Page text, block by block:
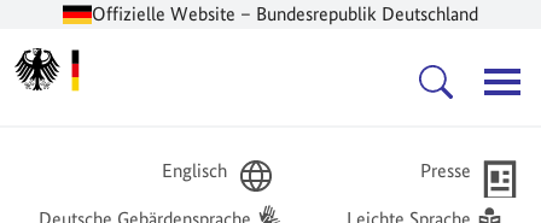
Offizielle Website – Bundesrepublik Deutschland
Englisch Presse